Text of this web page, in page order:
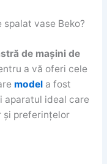
spalat vase Beko?
de mașini de
a vă oferi cele
modela fost
aparatul ideal care
și preferințelor